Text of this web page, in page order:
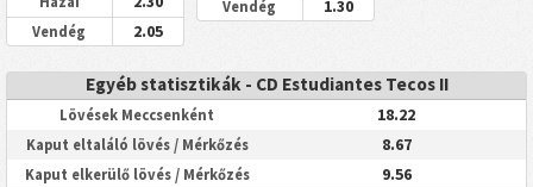
Vendég 2.05
Vendég 1.30
Egyéb statisztikák - CD Estudiantes Tecos II
Lövések Meccsenként 18.22
Kaput eltaláló lövés / Mérkőzés 8.67
Kaput elkerülő lövés / Mérkőzés 9.56